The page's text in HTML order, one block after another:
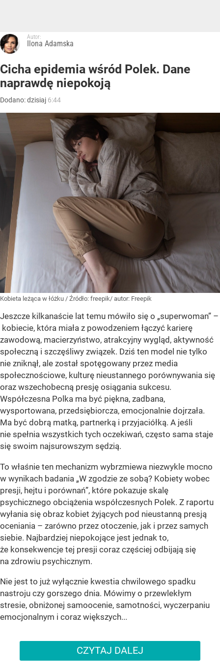
Autor:
Ilona Adamska
Cicha epidemia wśród Polek. Dane
naprawdę niepokoją
Dodano:dzisiaj 6:44
Kobieta leżąca w łóżku / Źródło: freepik/ autor: Freepik
Jeszcze kilkanaście lat temu mówiło się o „superwoman” –
kobiecie, która miała z powodzeniem łączyć karierę
zawodową, macierzyństwo, atrakcyjny wygląd, aktywność
społeczną i szczęśliwy związek. Dziś ten model nie tylko
nie zniknął, ale został spotęgowany przez media
społecznościowe, kulturę nieustannego porównywania się
oraz wszechobecną presję osiągania sukcesu.
Współczesna Polka ma być piękna, zadbana,
wysportowana, przedsiębiorcza, emocjonalnie dojrzała.
Ma być dobrą matką, partnerką i przyjaciółką. A jeśli
nie spełnia wszystkich tych oczekiwań, często sama staje
się swoim najsurowszym sędzią.
To właśnie ten mechanizm wybrzmiewa niezwykle mocno
w wynikach badania „W zgodzie ze sobą? Kobiety wobec
presji, hejtu i porównań”, które pokazuje skalę
psychicznego obciążenia współczesnych Polek. Z raportu
wyłania się obraz kobiet żyjących pod nieustanną presją
oceniania – zarówno przez otoczenie, jak i przez samych
siebie. Najbardziej niepokojące jest jednak to,
że konsekwencje tej presji coraz częściej odbijają się
na zdrowiu psychicznym.
Nie jest to już wyłącznie kwestia chwilowego spadku
nastroju czy gorszego dnia. Mówimy o przewlekłym
stresie, obniżonej samoocenie, samotności, wyczerpaniu
emocjonalnym i coraz większych...
CZYTAJ DALEJ